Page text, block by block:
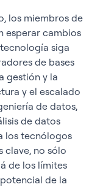
los miembros de
esperar cambios
siga
de bases
gestión y la
y el escalado
de datos,
de datos
los tecnólogos
clave, no sólo
de los límites
de la